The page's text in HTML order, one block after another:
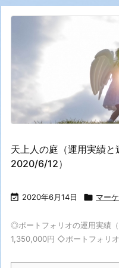
天上人の庭（運用実績と
2020/6/12）
 2020年6月14日  マー
◎ポートフォリオの運用実績
1,350,000円 ◇ポートフォリ